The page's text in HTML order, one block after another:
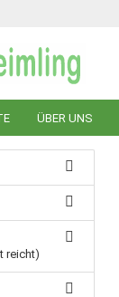
ÜBER UNS
reicht)